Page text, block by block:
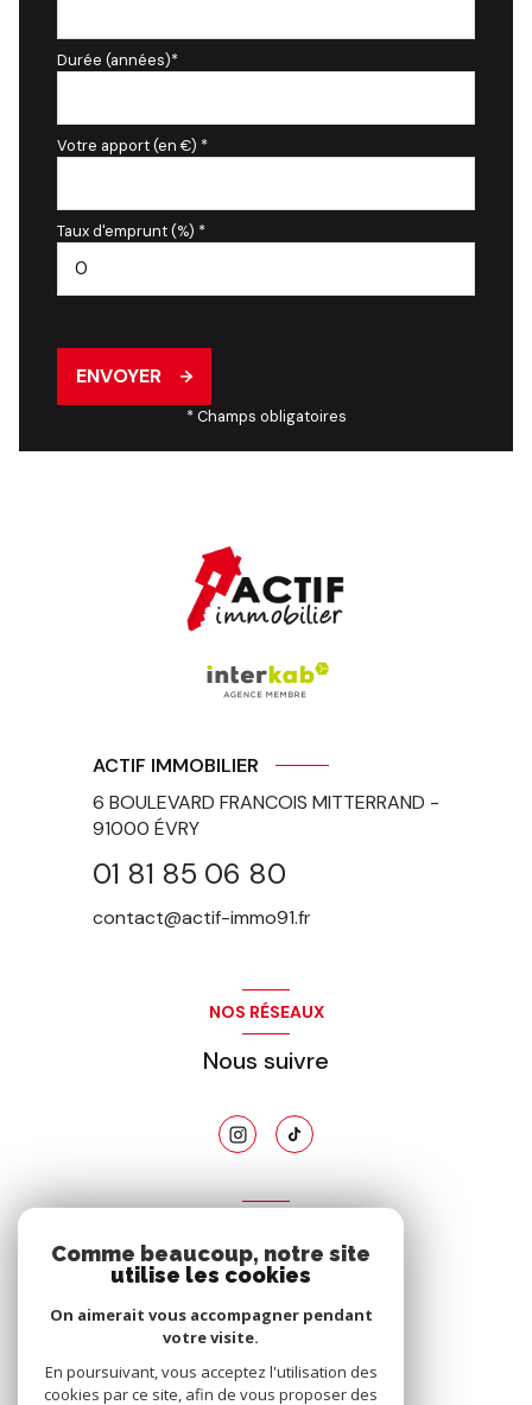
Durée (années)*
Votre apport (en €) *
Taux d'emprunt (%) *
ENVOYER
* Champs obligatoires
ACTIF IMMOBILIER
6 BOULEVARD FRANCOIS MITTERRAND -
91000 ÉVRY
01 81 85 06 80
contact@actif-immo91.fr
NOS RÉSEAUX
Nous suivre
Nous adhérons
Comme beaucoup, notre site
utilise les cookies
On aimerait vous accompagner pendant
votre visite.
En poursuivant, vous acceptez l'utilisation des
cookies par ce site, afin de vous proposer des